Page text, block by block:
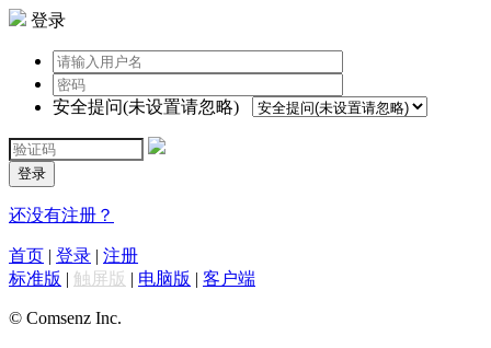
登录
安全提问(未设置请忽略)
登录
还没有注册？
首页 | 登录 | 注册
标准版 | 触屏版 | 电脑版 | 客户端
© Comsenz Inc.